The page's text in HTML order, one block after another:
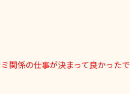
関係の仕事が決まって良かった